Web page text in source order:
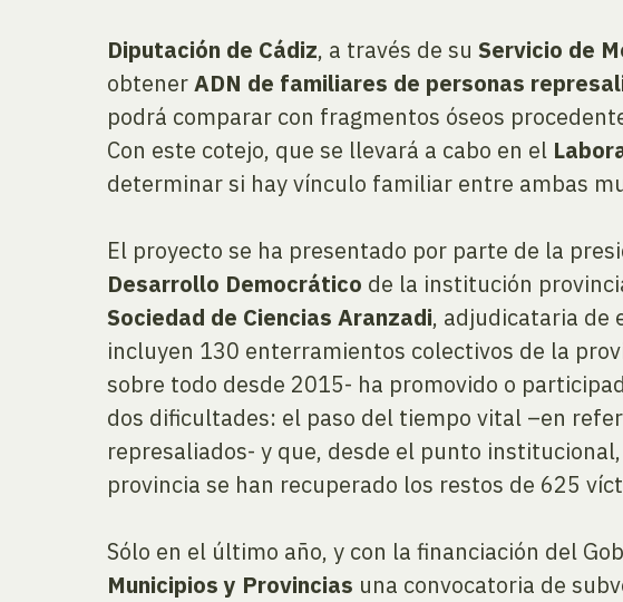
Diputación de Cádiz, a través de su Servicio de
obtenerADN de familiares de personas
podrá comparar con fragmentos óseos
Con este cotejo, que se llevará a cabo en el
determinar si hay vínculo familiar entre ambas
El proyecto se ha presentado por parte de la
Desarrollo Democrático de la institución
Sociedad de Ciencias Aranzadi, adjudicataria de
incluyen 130 enterramientos colectivos de la
sobre todo desde 2015- ha promovido o
dos dificultades: el paso del tiempo vital –en
represaliados- y que, desde el punto
provincia se han recuperado los restos de 625
Sólo en el último año, y con la financiación del
Municipios y Provincias una convocatoria de